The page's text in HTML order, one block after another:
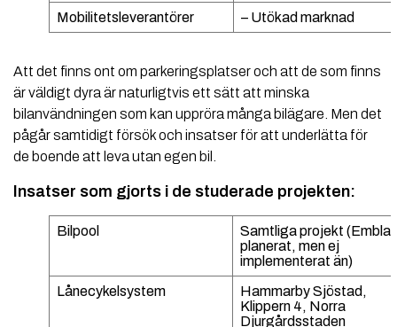
Mobilitetsleverantörer
– Utökad marknad
Att det finns ont om parkeringsplatser och att de som finns
är väldigt dyra är naturligtvis ett sätt att minska
bilanvändningen som kan uppröra många bilägare. Men det
pågår samtidigt försök och insatser för att underlätta för
de boende att leva utan egen bil.
Insatser som gjorts i de studerade projekten:
Bilpool
Samtliga projekt (Embla
planerat, men ej
implementerat än)
Lånecykelsystem
Hammarby Sjöstad,
Klippern 4, Norra
Djurgårdsstaden